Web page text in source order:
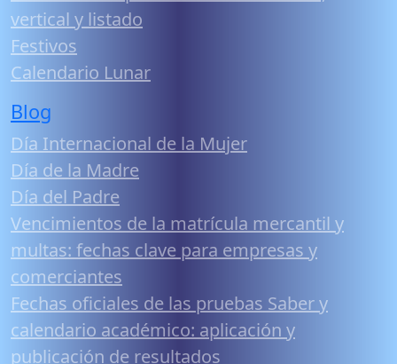
vertical y listado
Festivos
Calendario Lunar
Blog
Día Internacional de la Mujer
Día de la Madre
Día del Padre
Vencimientos de la matrícula mercantil y
multas: fechas clave para empresas y
comerciantes
Fechas oficiales de las pruebas Saber y
calendario académico: aplicación y
publicación de resultados